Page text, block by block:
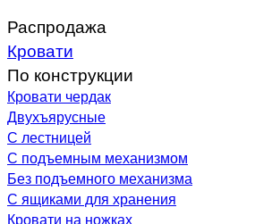
Распродажа
Кровати
По конструкции
Кровати чердак
Двухъярусные
С лестницей
С подъемным механизмом
Без подъемного механизма
С ящиками для хранения
Кровати на ножках